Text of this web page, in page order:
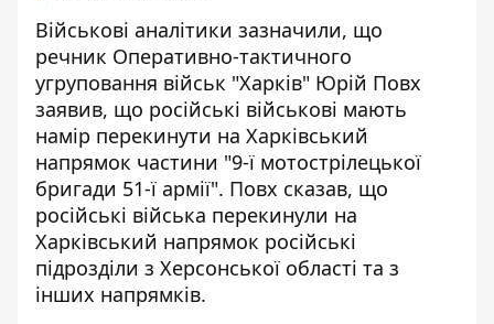
Військові аналітики зазначили, що
речник Оперативно-тактичного
угруповання військ "Харків" Юрій Повх
заявив, що російські військові мають
намір перекинути на Харківський
напрямок частини "9-ї мотострілецької
бригади 51-ї армії". Повх сказав, що
російські війська перекинули на
Харківський напрямок російські
підрозділи з Херсонської області та з
інших напрямків.